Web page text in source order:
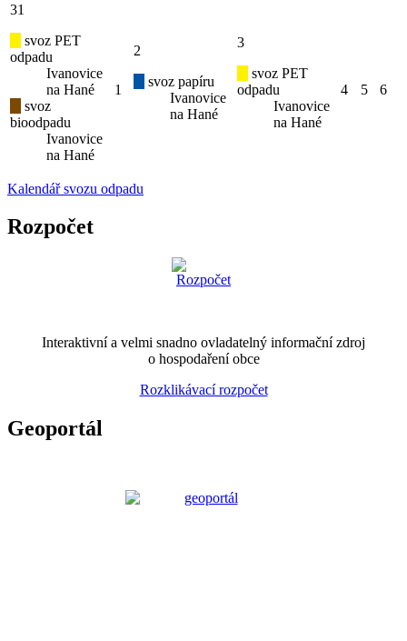
31
svoz PET
odpadu
Ivanovice
na Hané
svoz
bioodpadu
Ivanovice
na Hané
1
2
svoz papíru
Ivanovice
na Hané
3
svoz PET
odpadu
Ivanovice
na Hané
4 5 6
Kalendář svozu odpadu
Rozpočet
Interaktivní a velmi snadno ovladatelný informační zdroj
o hospodaření obce
Rozklikávací rozpočet
Geoportál